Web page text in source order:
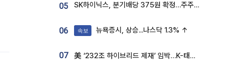
05 SK하이닉스, 분기배당 375원 확정…주주환원책 9월로 앞당겨 발표
06 속보 뉴욕증시, 상승...나스닥 1.3% ↑
07 美 ‘232조 하이브리드 제재’ 임박…K-태양광, 불확실성 털고 날개 다나